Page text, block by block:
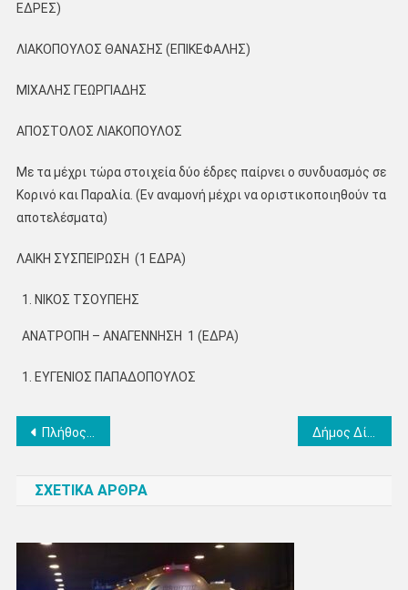
ΕΔΡΕΣ)
ΛΙΑΚΟΠΟΥΛΟΣ ΘΑΝΑΣΗΣ (ΕΠΙΚΕΦΑΛΗΣ)
ΜΙΧΑΛΗΣ ΓΕΩΡΓΙΑΔΗΣ
ΑΠΟΣΤΟΛΟΣ ΛΙΑΚΟΠΟΥΛΟΣ
Με τα μέχρι τώρα στοιχεία δύο έδρες παίρνει ο συνδυασμός σε
Κορινό και Παραλία. (Εν αναμονή μέχρι να οριστικοποιηθούν τα
αποτελέσματα)
ΛΑΙΚΗ ΣΥΣΠΕΙΡΩΣΗ (1 ΕΔΡΑ)
ΝΙΚΟΣ ΤΣΟΥΠΕΗΣ
ΑΝΑΤΡΟΠΗ – ΑΝΑΓΕΝΝΗΣΗ 1 (ΕΔΡΑ)
ΕΥΓΕΝΙΟΣ ΠΑΠΑΔΟΠΟΥΛΟΣ
Πλοήγηση
Πλήθος κόσμου υποδέχθηκε χθες τον Κώστα Κουκοδήμο στο εκλογικό κέντρο , θερμή υποδοχή στον Γιώργο Νταντάμη- Συγχαρητήρια από τον Σάββα Χιονίδη
ΣΧΕΤΙΚΑ ΑΡΘΡΑ